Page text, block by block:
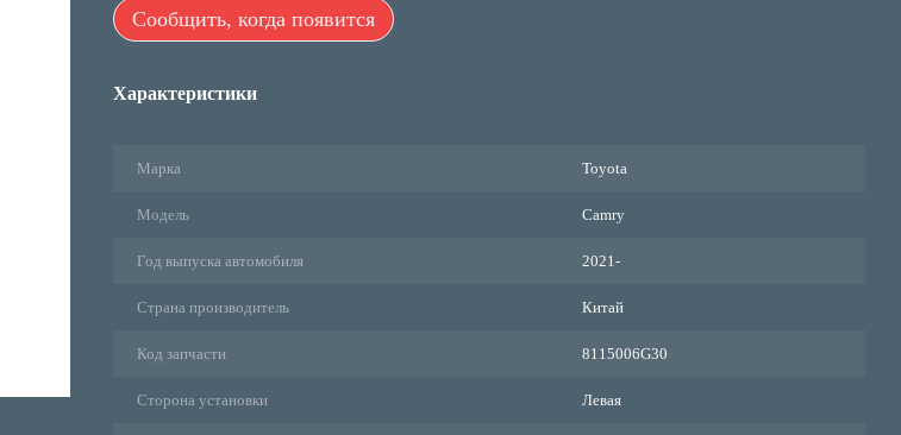
Сообщить, когда появится
Характеристики
Марка Toyota
Модель Camry
Год выпуска автомобиля 2021-
Страна производитель Китай
Код запчасти 8115006G30
Сторона установки Левая